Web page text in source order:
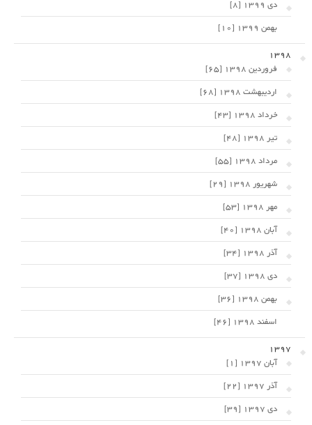
دی 1399 [8]
بهمن 1399 [10]
1398
فروردین 1398 [65]
اردیبهشت 1398 [68]
خرداد 1398 [43]
تیر 1398 [48]
مرداد 1398 [55]
شهریور 1398 [29]
مهر 1398 [53]
آبان 1398 [40]
آذر 1398 [34]
دی 1398 [37]
بهمن 1398 [36]
اسفند 1398 [46]
1397
آبان 1397 [1]
آذر 1397 [22]
دی 1397 [39]